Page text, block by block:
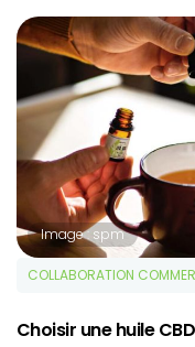
Image : spm
COLLABORATION
Choisir une huile